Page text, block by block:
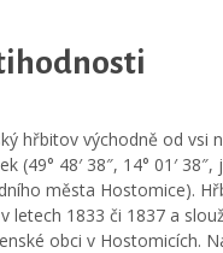
hřbitov východně od vsi
(49° 48′ 38″, 14° 01′
města Hostomice).
letech 1833 či 1837 a
obci v Hostomicích.